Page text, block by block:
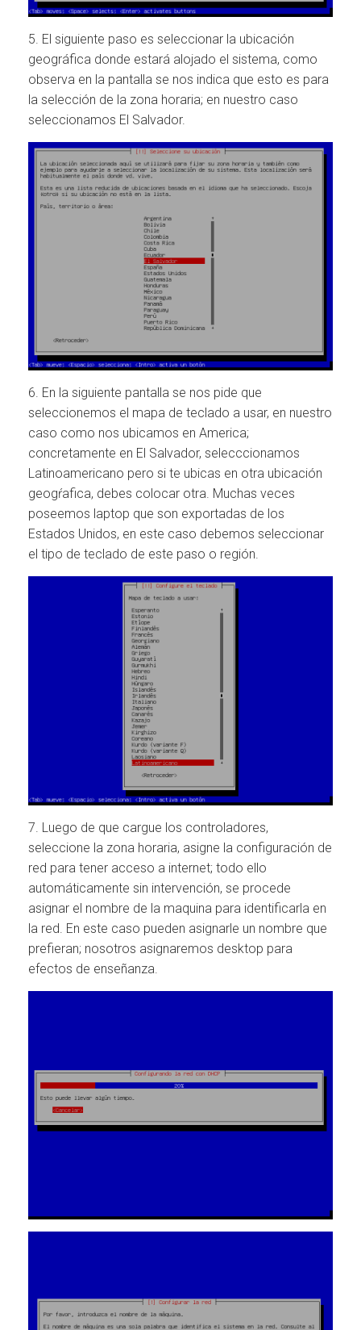
5. El siguiente paso es seleccionar la ubicación
geográfica donde estará alojado el sistema, como
observa en la pantalla se nos indica que esto es para
la selección de la zona horaria; en nuestro caso
seleccionamos El Salvador.
6. En la siguiente pantalla se nos pide que
seleccionemos el mapa de teclado a usar, en nuestro
caso como nos ubicamos en America;
concretamente en El Salvador, selecccionamos
Latinoamericano pero si te ubicas en otra ubicación
geogŕafica, debes colocar otra. Muchas veces
poseemos laptop que son exportadas de los
Estados Unidos, en este caso debemos seleccionar
el tipo de teclado de este paso o región.
7. Luego de que cargue los controladores,
seleccione la zona horaria, asigne la configuración de
red para tener acceso a internet; todo ello
automáticamente sin intervención, se procede
asignar el nombre de la maquina para identificarla en
la red. En este caso pueden asignarle un nombre que
prefieran; nosotros asignaremos desktop para
efectos de enseñanza.